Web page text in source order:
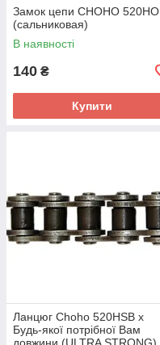
Замок цепи СHOHO 520HO
(сальниковая)
В наявності
140 ₴
Купити
Ланцюг Choho 520HSB x
Будь-якої потрібної Вам